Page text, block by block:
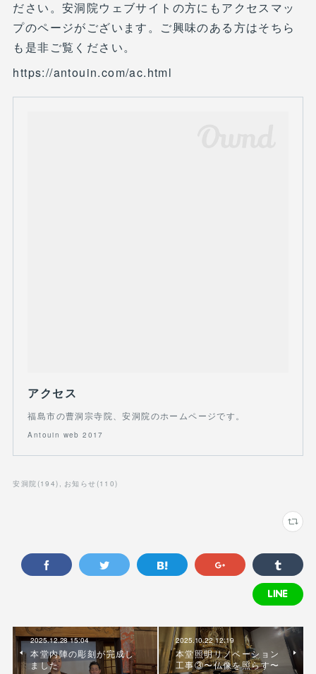
ださい。安洞院ウェブサイトの方にもアクセスマッ
プのページがございます。ご興味のある方はそちら
も是非ご覧ください。
https://antouin.com/ac.html
アクセス
福島市の曹洞宗寺院、安洞院のホームページです。
Antouin web 2017
安洞院 (194) お知らせ (110)
2025.12.28 15:04
本堂内陣の彫刻が完成し
ました
2025.10.22 12:19
本堂照明リノベーション
工事③〜仏像を照らす〜